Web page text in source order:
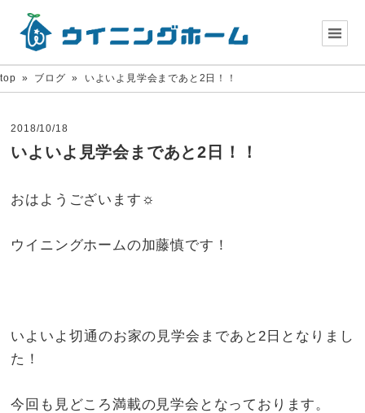
top » ブログ » いよいよ見学会まであと2日！！
2018/10/18
いよいよ見学会まであと2日！！
おはようございます☼
ウイニングホームの加藤慎です！
いよいよ切通のお家の見学会まであと2日となりまし
た！
今回も見どころ満載の見学会となっております。